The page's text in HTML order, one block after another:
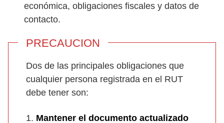
económica, obligaciones fiscales y datos de
contacto.
PRECAUCION
Dos de las principales obligaciones que
cualquier persona registrada en el RUT
debe tener son:
1. Mantener el documento actualizado